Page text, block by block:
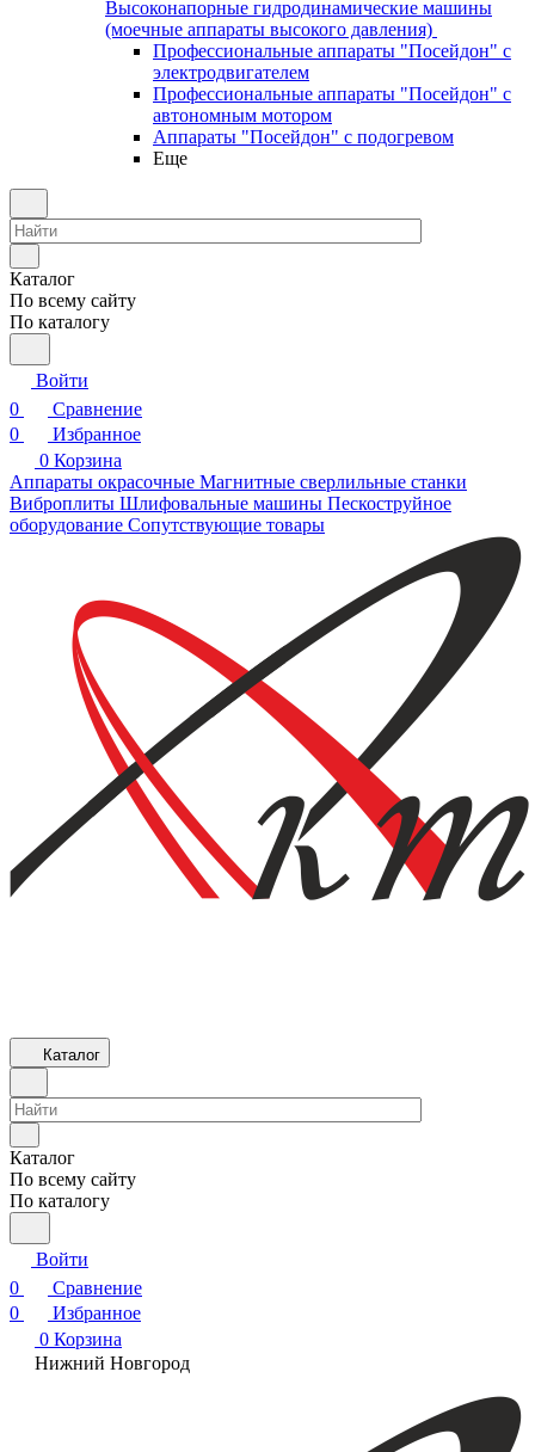
Высоконапорные гидродинамические машины
(моечные аппараты высокого давления)
Профессиональные аппараты "Посейдон" с
электродвигателем
Профессиональные аппараты "Посейдон" с
автономным мотором
Аппараты "Посейдон" с подогревом
Еще
Каталог
По всему сайту
По каталогу
Войти
0
Сравнение
0
Избранное
0 Корзина
Аппараты окрасочные Магнитные сверлильные станки
Виброплиты Шлифовальные машины Пескоструйное
оборудование Сопутствующие товары
Каталог
Каталог
По всему сайту
По каталогу
Войти
0
Сравнение
0
Избранное
0 Корзина
Нижний Новгород